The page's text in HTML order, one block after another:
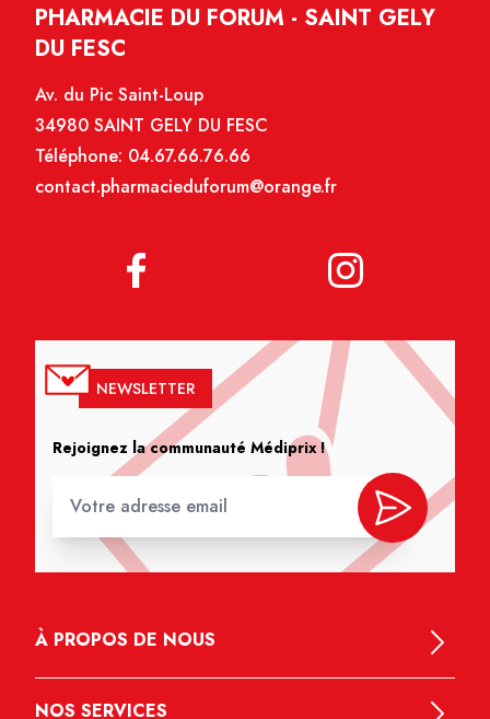
PHARMACIE DU FORUM - SAINT GELY
DU FESC
Av. du Pic Saint-Loup
34980 SAINT GELY DU FESC
Téléphone: 04.67.66.76.66
contact.pharmacieduforum@orange.fr
NEWSLETTER
Rejoignez la communauté Médiprix !
À PROPOS DE NOUS
NOS SERVICES